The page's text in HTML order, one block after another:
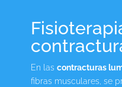
En las contracturas
fibras musculares, se